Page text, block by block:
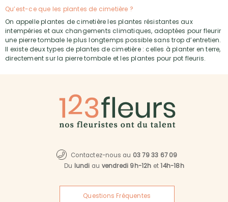
Qu’est-ce que les plantes de cimetière ?
On appelle plantes de cimetière les plantes résistantes aux
intempéries et aux changements climatiques, adaptées pour fleurir
une pierre tombale le plus longtemps possible sans trop d’entretien.
Il existe deux types de plantes de cimetière : celles à planter en terre,
directement sur la pierre tombale et les plantes pour pot fleuris.
Contactez-nous au 03 79 33 67 09
Du lundi au vendredi 9h-12h et14h-18h
Questions Fréquentes